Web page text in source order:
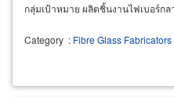
กลุ่มเป้าหมาย ผลิตชิ้นงานไฟเบอร์ก
Category : Fibre Glass Fabricators